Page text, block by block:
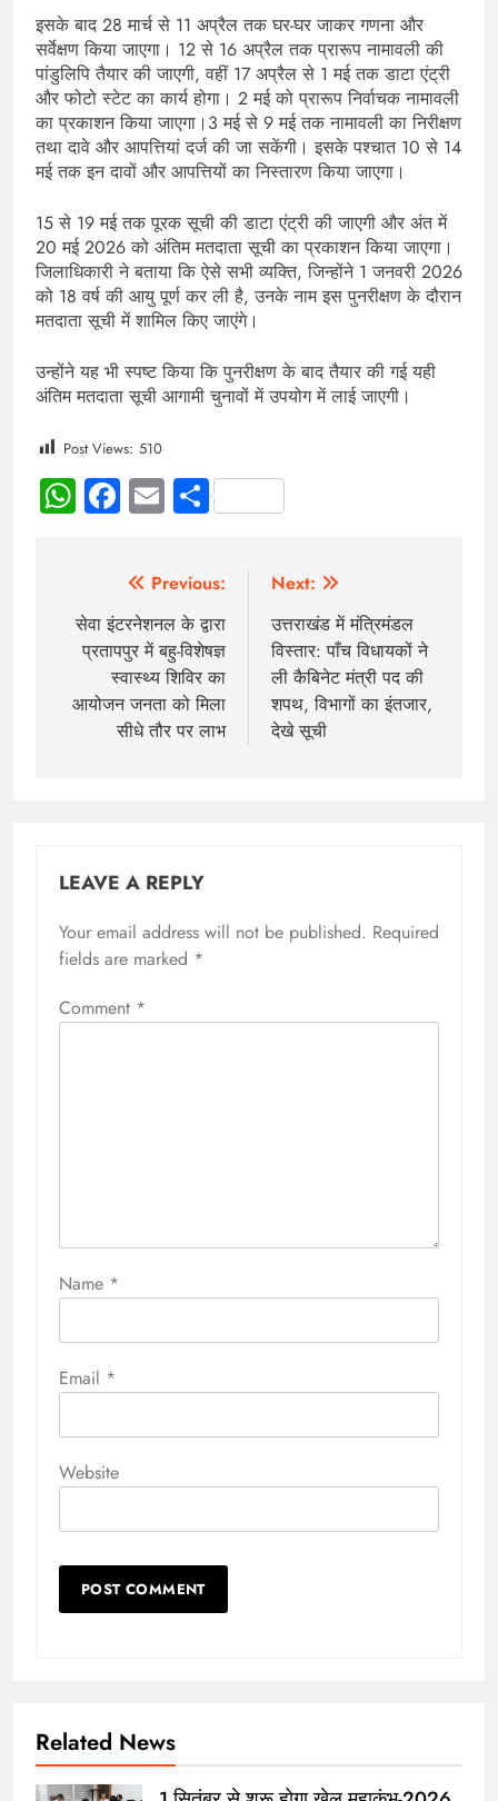
इसके बाद 28 मार्च से 11 अप्रैल तक घर-घर जाकर गणना और
सर्वेक्षण किया जाएगा। 12 से 16 अप्रैल तक प्रारूप नामावली की
पांडुलिपि तैयार की जाएगी, वहीं 17 अप्रैल से 1 मई तक डाटा एंट्री
और फोटो स्टेट का कार्य होगा। 2 मई को प्रारूप निर्वाचक नामावली
का प्रकाशन किया जाएगा।3 मई से 9 मई तक नामावली का निरीक्षण
तथा दावे और आपत्तियां दर्ज की जा सकेंगी। इसके पश्चात 10 से 14
मई तक इन दावों और आपत्तियों का निस्तारण किया जाएगा।
15 से 19 मई तक पूरक सूची की डाटा एंट्री की जाएगी और अंत में
20 मई 2026 को अंतिम मतदाता सूची का प्रकाशन किया जाएगा।
जिलाधिकारी ने बताया कि ऐसे सभी व्यक्ति, जिन्होंने 1 जनवरी 2026
को 18 वर्ष की आयु पूर्ण कर ली है, उनके नाम इस पुनरीक्षण के दौरान
मतदाता सूची में शामिल किए जाएंगे।
उन्होंने यह भी स्पष्ट किया कि पुनरीक्षण के बाद तैयार की गई यही
अंतिम मतदाता सूची आगामी चुनावों में उपयोग में लाई जाएगी।
Post Views: 510
WhatsApp
Facebook
EmailShare
Previous:
सेवा इंटरनेशनल के द्वारा
प्रतापपुर में बहु-विशेषज्ञ
स्वास्थ्य शिविर का
आयोजन जनता को मिला
सीधे तौर पर लाभ
Next:
उत्तराखंड में मंत्रिमंडल
विस्तार: पाँच विधायकों ने
ली कैबिनेट मंत्री पद की
शपथ, विभागों का इंतजार,
देखे सूची
LEAVE A REPLY
Your email address will not be published. Required
fields are marked *
Comment *
Name *
Email *
Website
Related News